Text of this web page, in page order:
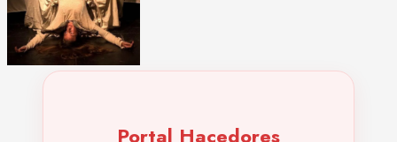
Portal Hacedores